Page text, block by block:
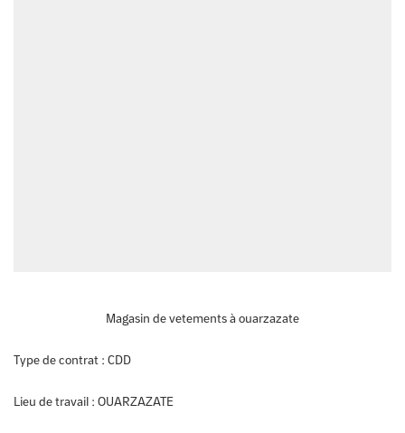
Magasin de vetements à ouarzazate
Type de contrat : CDD
Lieu de travail : OUARZAZATE